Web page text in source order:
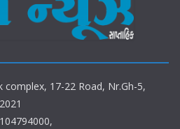
complex, 17-22 Road, Nr.Gh-5,